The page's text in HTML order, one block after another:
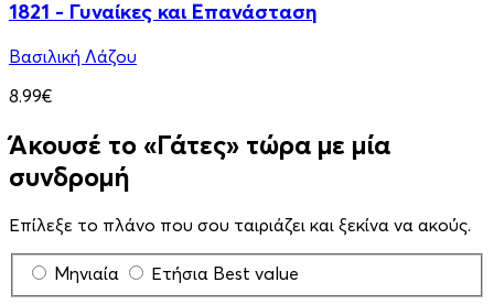
1821 - Γυναίκες και Επανάσταση
Βασιλική Λάζου
8.99€
Άκουσέ το «Γάτες» τώρα με μία
συνδρομή
Επίλεξε το πλάνο που σου ταιριάζει και ξεκίνα να ακούς.
Μηνιαία Ετήσια Best value